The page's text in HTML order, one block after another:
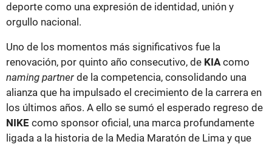
deporte como una expresión de identidad, unión y
orgullo nacional.
Uno de los momentos más significativos fue la
renovación, por quinto año consecutivo, de KIAcomo
naming partner de la competencia, consolidando una
alianza que ha impulsado el crecimiento de la carrera en
los últimos años. A ello se sumó el esperado regreso de
NIKE como sponsor oficial, una marca profundamente
ligada a la historia de la Media Maratón de Lima y que